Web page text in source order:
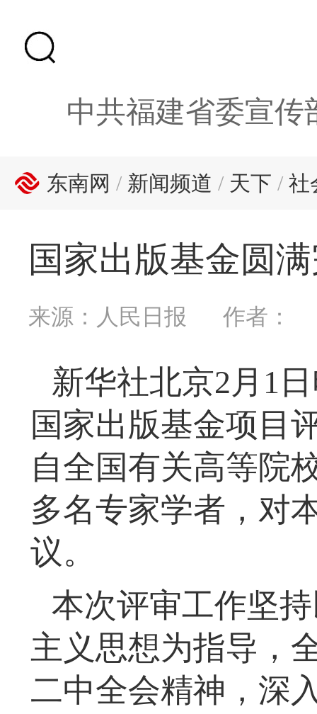
中共福建省委宣传
东南网 / 新闻频道 / 天下 / 社
国家出版基金圆
来源：人民日报 作者：
新华社北京2月1
国家出版基金项目
自全国有关高等院
多名专家学者，对
议。
本次评审工作坚
主义思想为指导，
二中全会精神，深